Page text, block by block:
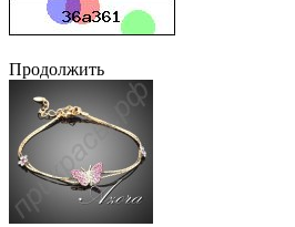
Продолжить